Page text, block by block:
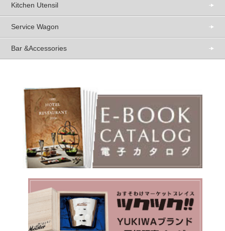
Kitchen Utensil
Service Wagon
Bar &Accessories